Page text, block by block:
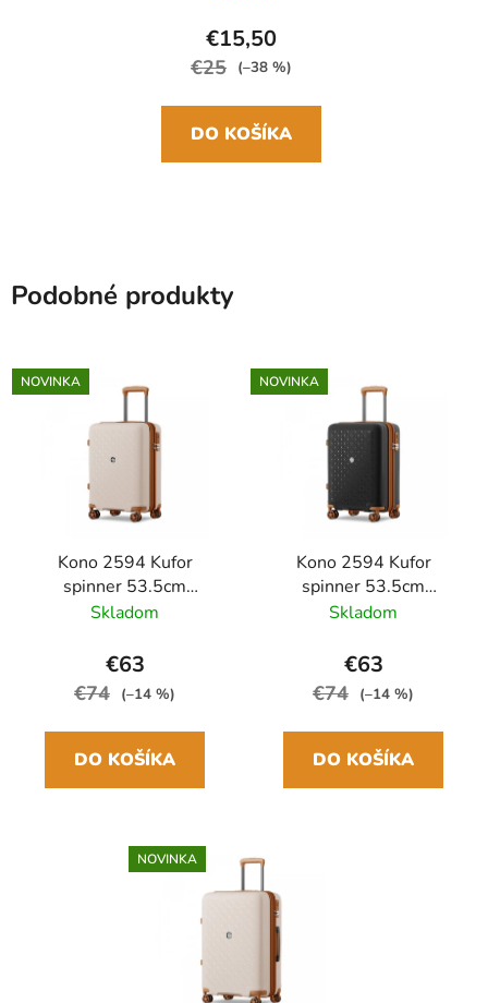
€15,50
€25 (–38 %)
DO KOŠÍKA
Podobné produkty
NOVINKA
Kono 2594 Kufor
spinner 53.5cm
Béžová/Hnedá
Rozšíriteľný
Skladom
€63
€74 (–14 %)
DO KOŠÍKA
NOVINKA
Kono 2594 Kufor
spinner 53.5cm
Čierna/Hnedá
Rozšíriteľný
Skladom
€63
€74 (–14 %)
DO KOŠÍKA
NOVINKA